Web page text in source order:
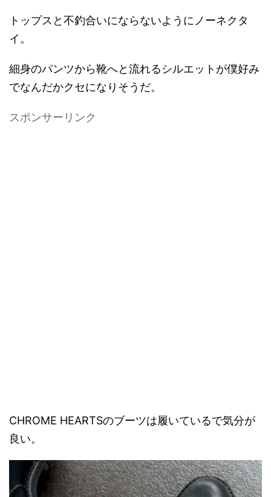
トップスと不釣合いにならないようにノーネクタ
イ。
細身のパンツから靴へと流れるシルエットが僕好み
でなんだかクセになりそうだ。
スポンサーリンク
CHROME HEARTSのブーツは履いているで気分が
良い。